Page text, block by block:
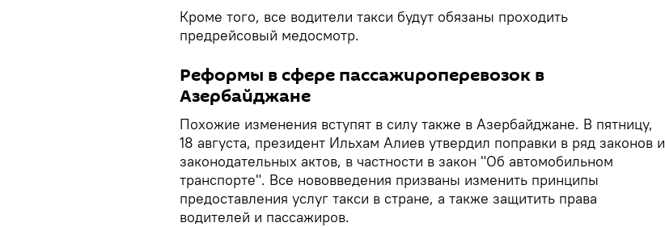
Кроме того, все водители такси будут обязаны проходить
предрейсовый медосмотр.
Реформы в сфере пассажироперевозок в
Азербайджане
Похожие изменения вступят в силу также в Азербайджане. В пятницу,
18 августа, президент Ильхам Алиев утвердил поправки в ряд законов и
законодательных актов, в частности в закон "Об автомобильном
транспорте". Все нововведения призваны изменить принципы
предоставления услуг такси в стране, а также защитить права
водителей и пассажиров.